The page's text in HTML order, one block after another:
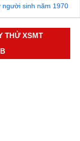
người sinh năm 1970
THỬ XSMT